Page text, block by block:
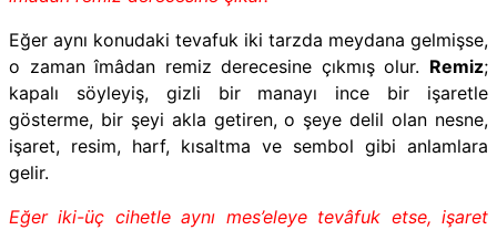
Eğer aynı konudaki tevafuk iki tarzda meydana gelmişse,
o zaman îmâdan remiz derecesine çıkmış olur. Remiz;
kapalı söyleyiş, gizli bir manayı ince bir işaretle
gösterme, bir şeyi akla getiren, o şeye delil olan nesne,
işaret, resim, harf, kısaltma ve sembol gibi anlamlara
gelir.
Eğer iki-üç cihetle aynı mes’eleye tevâfuk etse, işaret